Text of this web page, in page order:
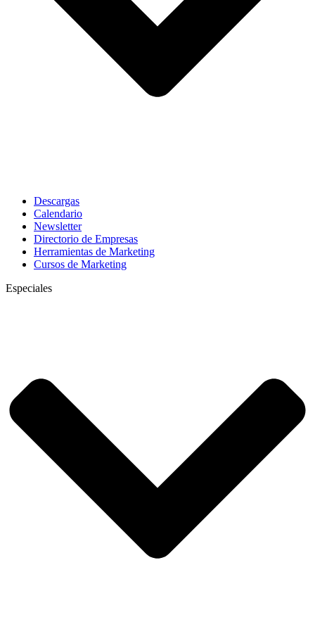
Descargas
Calendario
Newsletter
Directorio de Empresas
Herramientas de Marketing
Cursos de Marketing
Especiales